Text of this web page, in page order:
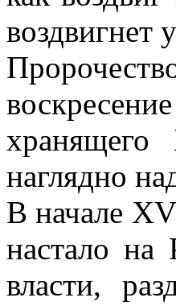
хранящего
наглядно
В начале
настало на
власти,